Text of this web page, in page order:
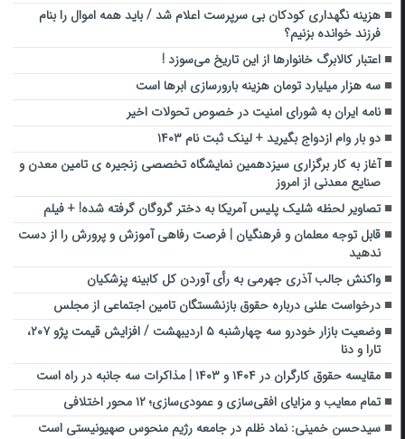
هزینه نگهداری کودکان بی سرپرست اعلام شد / باید همه اموال را بنام
فرزند خوانده بزنیم؟
اعتبار کالابرگ خانوارها از این تاریخ می‌سوزد !
سه هزار میلیارد تومان هزینه بارورسازی ابرها است
نامه ایران به شورای امنیت در خصوص تحولات اخیر
دو بار وام ازدواج بگیرید + لینک ثبت نام ۱۴۰۳
آغاز به کار برگزاری سیزدهمین نمایشگاه تخصصی زنجیره ی تامین معدن و
صنایع معدنی از امروز
تصاویر لحظه شلیک پلیس آمریکا به دختر گروگان گرفته شده! + فیلم
قابل توجه معلمان و فرهنگیان | فرصت رفاهی آموزش و پرورش را از دست
ندهید
واکنش جالب آذری جهرمی به رأی آوردن کل کابینه پزشکیان
درخواست علنی درباره حقوق بازنشستگان تامین اجتماعی از مجلس
وضعیت بازار خودرو سه چهارشنبه ۵ اردیبهشت / افزایش قیمت پژو ۲۰۷،
تارا و دنا
مقایسه حقوق کارگران در ۱۴۰۴ و ۱۴۰۳ | مذاکرات سه‌ جانبه در راه است
تمام معایب و مزایای افقی‌سازی و عمودی‌سازی؛ ۱۲ محور اختلافی
سیدحسن خمینی: نماد ظلم در جامعه رژیم منحوس صهیونیستی است